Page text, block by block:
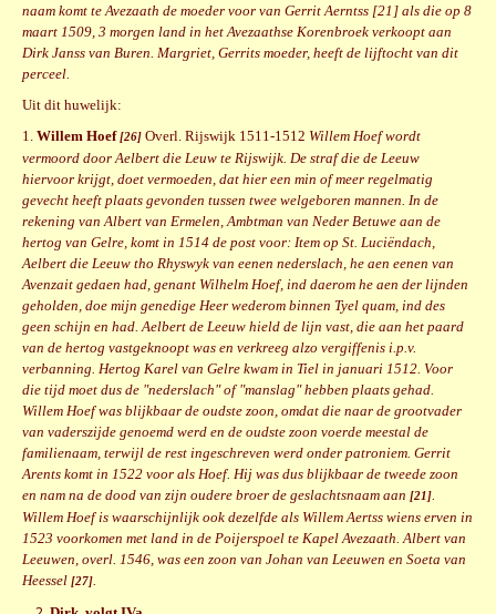
naam komt te Avezaath de moeder voor van Gerrit Aerntss [21] als die op 8
maart 1509, 3 morgen land in het Avezaathse Korenbroek verkoopt aan
Dirk Janss van Buren. Margriet, Gerrits moeder, heeft de lijftocht van dit
perceel.
Uit dit huwelijk:
1. Willem Hoef [26] Overl. Rijswijk 1511-1512 Willem Hoef wordt
vermoord door Aelbert die Leuw te Rijswijk. De straf die de Leeuw
hiervoor krijgt, doet vermoeden, dat hier een min of meer regelmatig
gevecht heeft plaats gevonden tussen twee welgeboren mannen. In de
rekening van Albert van Ermelen, Ambtman van Neder Betuwe aan de
hertog van Gelre, komt in 1514 de post voor: Item op St. Luciëndach,
Aelbert die Leeuw tho Rhyswyk van eenen nederslach, he aen eenen van
Avenzait gedaen had, genant Wilhelm Hoef, ind daerom he aen der lijnden
geholden, doe mijn genedige Heer wederom binnen Tyel quam, ind des
geen schijn en had. Aelbert de Leeuw hield de lijn vast, die aan het paard
van de hertog vastgeknoopt was en verkreeg alzo vergiffenis i.p.v.
verbanning. Hertog Karel van Gelre kwam in Tiel in januari 1512. Voor
die tijd moet dus de "nederslach" of "manslag" hebben plaats gehad.
Willem Hoef was blijkbaar de oudste zoon, omdat die naar de grootvader
van vaderszijde genoemd werd en de oudste zoon voerde meestal de
familienaam, terwijl de rest ingeschreven werd onder patroniem. Gerrit
Arents komt in 1522 voor als Hoef. Hij was dus blijkbaar de tweede zoon
en nam na de dood van zijn oudere broer de geslachtsnaam aan [21].
Willem Hoef is waarschijnlijk ook dezelfde als Willem Aertss wiens erven in
1523 voorkomen met land in de Poijerspoel te Kapel Avezaath.Albert van
Leeuwen, overl. 1546, was een zoon van Johan van Leeuwen en Soeta van
Heessel [27].